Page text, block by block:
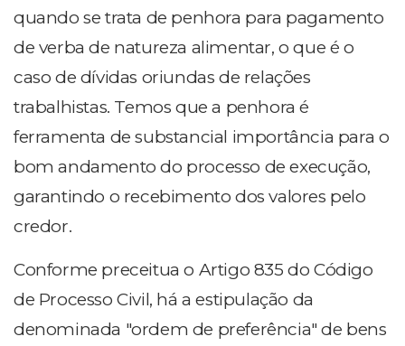
quando se trata de penhora para pagamento
de verba de natureza alimentar, o que é o
caso de dívidas oriundas de relações
trabalhistas. Temos que a penhora é
ferramenta de substancial importância para o
bom andamento do processo de execução,
garantindo o recebimento dos valores pelo
credor.
Conforme preceitua o Artigo 835 do Código
de Processo Civil, há a estipulação da
denominada "ordem de preferência" de bens